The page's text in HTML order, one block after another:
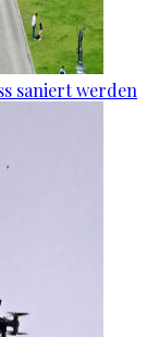
saniert werden